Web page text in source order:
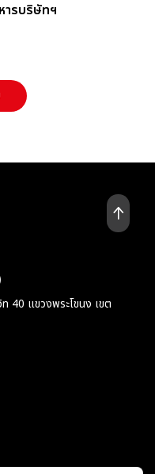
ารบริษัทฯ
40 แขวงพระโขนง เขต